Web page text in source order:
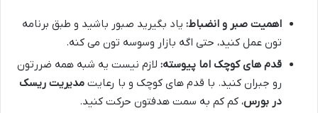
اهمیت صبر و انضباط: یاد بگیرید صبور باشید و طبق برنامه
تون عمل کنید، حتی اگه بازار وسوسه تون می کنه.
قدم های کوچک اما پیوسته: لازم نیست یه شبه همه ضررتون
رو جبران کنید. با قدم های کوچک و با رعایت مدیریت ریسک
در بورس، کم کم به سمت هدفتون حرکت کنید.